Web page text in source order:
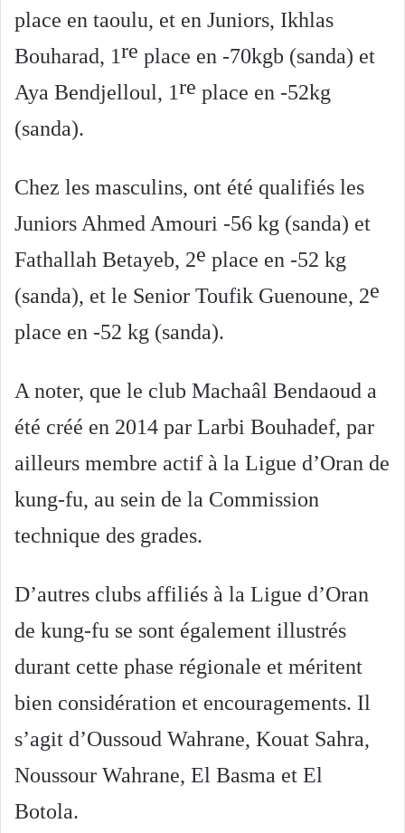
place en taoulu, et en Juniors, Ikhlas
Bouharad, 1re place en -70kgb (sanda) et
Aya Bendjelloul, 1re place en -52kg
(sanda).
Chez les masculins, ont été qualifiés les
Juniors Ahmed Amouri -56 kg (sanda) et
Fathallah Betayeb, 2e place en -52 kg
(sanda), et le Senior Toufik Guenoune, 2e
place en -52 kg (sanda).
A noter, que le club Machaâl Bendaoud a
été créé en 2014 par Larbi Bouhadef, par
ailleurs membre actif à la Ligue d’Oran de
kung-fu, au sein de la Commission
technique des grades.
D’autres clubs affiliés à la Ligue d’Oran
de kung-fu se sont également illustrés
durant cette phase régionale et méritent
bien considération et encouragements. Il
s’agit d’Oussoud Wahrane, Kouat Sahra,
Noussour Wahrane, El Basma et El
Botola.